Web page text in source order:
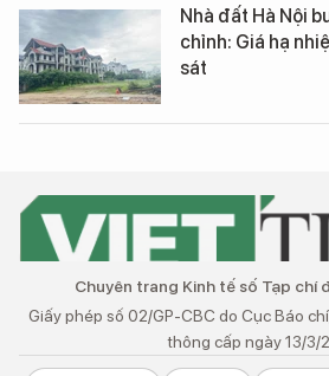
Nhà đất Hà Nội
chỉnh: Giá hạ
sát
Chuyên trang Kinh tế số Tạp chí
Giấy phép số 02/GP-CBC do Cục Báo
thông cấp ngày 13/3/